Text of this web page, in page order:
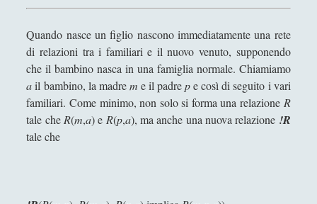
► Libri Recensiti (441)
► Random(28)
► Ironia (7)
► Un Po’ Di Narrativa(7)
Quando nasce un figlio nascono immediatamente una rete
di relazioni tra i familiari e il nuovo venuto, supponendo
che il bambino nasca in una famiglia normale. Chiamiamo
ail bambino, la madrem e il padrepe così di seguito i vari
familiari. Come minimo, non solo si forma una relazione R
tale che R(m,a) e R(p,a), ma anche una nuova relazione !R
tale che